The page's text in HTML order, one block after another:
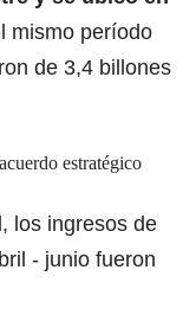
mismo período
de 3,4 billones
estratégico
los ingresos de
- junio fueron